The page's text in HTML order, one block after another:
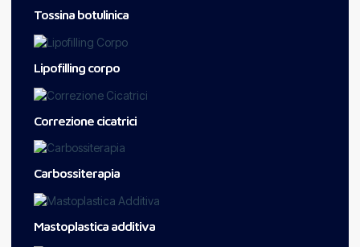
Tossina botulinica
Lipofilling corpo
Correzione cicatrici
Carbossiterapia
Mastoplastica additiva